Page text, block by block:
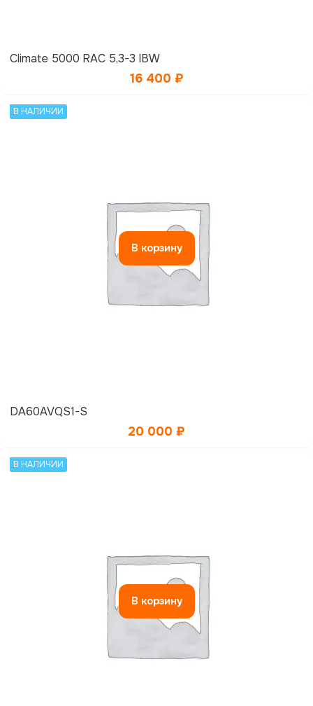
Climate 5000 RAC 5,3-3 IBW
16 400 ₽
В НАЛИЧИИ
В корзину
DA60AVQS1-S
20 000 ₽
В НАЛИЧИИ
В корзину